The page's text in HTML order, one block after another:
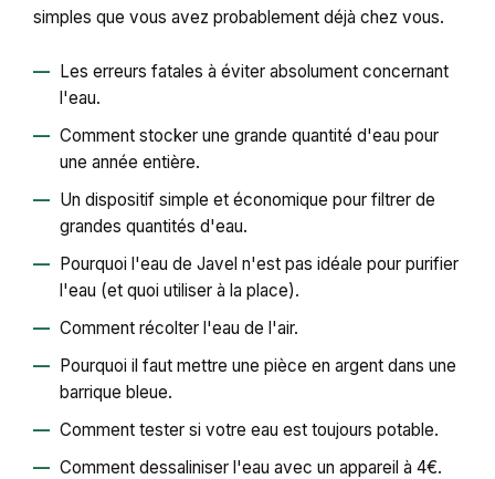
simples que vous avez probablement déjà chez vous.
Les erreurs fatales à éviter absolument concernant
l'eau.
Comment stocker une grande quantité d'eau pour
une année entière.
Un dispositif simple et économique pour filtrer de
grandes quantités d'eau.
Pourquoi l'eau de Javel n'est pas idéale pour purifier
l'eau (et quoi utiliser à la place).
Comment récolter l'eau de l'air.
Pourquoi il faut mettre une pièce en argent dans une
barrique bleue.
Comment tester si votre eau est toujours potable.
Comment dessaliniser l'eau avec un appareil à 4€.